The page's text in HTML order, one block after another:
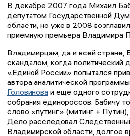
В декабре 2007 года Михаил
депутатом Государственной
области, но уже в 2008
приемную премьера Владимира
Владимирцам, да и всей стране,
скандалом, когда политический
«Единой России» попытался
автора аналитической
Головинова и еще одного
собрания единороссов. Бабичу
слово «путинг» (митинг +
Дело расследовал
Владимирской области, долгое